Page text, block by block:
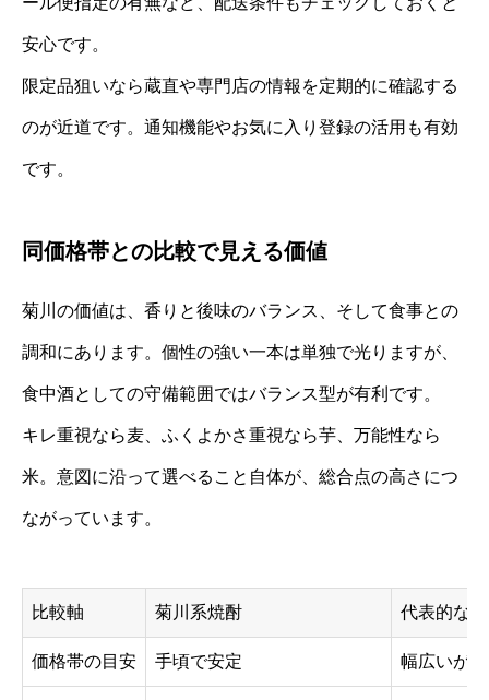
安心です。
限定品狙いなら蔵直や専門店の情報を定期的に確認する
のが近道です。通知機能やお気に入り登録の活用も有効
です。
同価格帯との比較で見える価値
菊川の価値は、香りと後味のバランス、そして食事との
調和にあります。個性の強い一本は単独で光りますが、
食中酒としての守備範囲ではバランス型が有利です。
キレ重視なら麦、ふくよかさ重視なら芋、万能性なら
米。意図に沿って選べること自体が、総合点の高さにつ
ながっています。
比較軸 菊川系焼酎 代表的な
価格帯の目安 手頃で安定 幅広いが